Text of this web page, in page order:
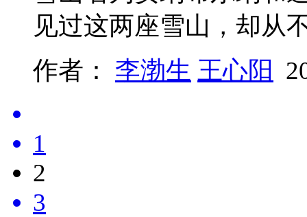
见过这两座雪山，却
作者： 李渤生 王心阳
1
2
3